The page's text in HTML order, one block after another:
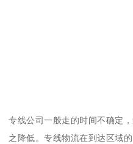
专线公司一般走的时间不确定
之降低。专线物流在到达区域